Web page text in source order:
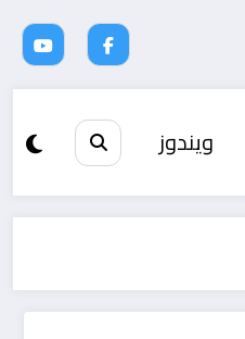
ويندوز